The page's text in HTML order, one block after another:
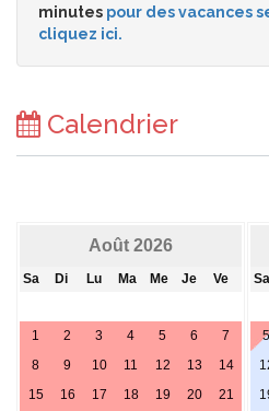
minutes pour des vacances
cliquez ici.
Calendrier
Août 2026
Sa Di Lu Ma Me Je Ve
1 2 3 4 5 6
7
8
9 10 11 12 13
14
15
16 17 18 19 20
21
Sa
5